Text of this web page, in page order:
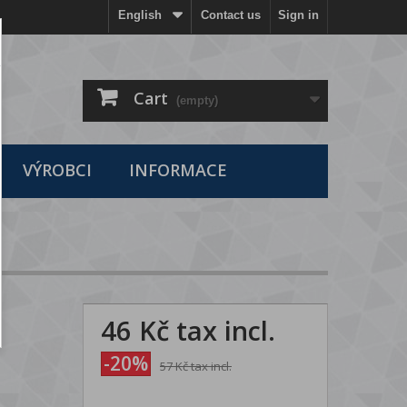
Sign in
Contact us
English
Cart (empty)
VÝROBCI INFORMACE
46 Kčtax incl.
-20% 57 Kčtax incl.